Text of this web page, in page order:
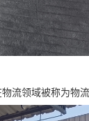
流领域被称为物